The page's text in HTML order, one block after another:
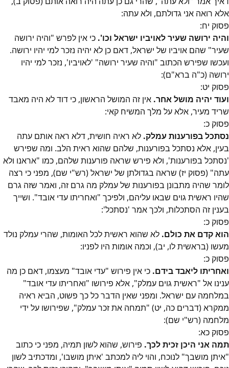
אלא רואה אני גדולתם, ולא עתה:
פסוק יח:
והיה ירושה שעיר לאויביו ישראל וכו'. כי אין לפרש "והיה ירושה
שעיר" שהם אויביו של ישראל, דאם כן לא יהיה נזכר למי יהיו ירושה.
ועכשו שפירש הכתוב "והיה שעיר ירושה" 'לאויביו', נזכר למי יהיו
ירושה (כ"ה ברא"ם):
פסוק יט:
ועוד יהיה מושל אחר. אין זה המושל הראשון, כי דוד לא היה מאבד
שריד מעיר, אלא על מלך המשיח קאי:
פסוק כ:
נסתכל בפורענות עמלק. לא ראיה חושית, דלא ראה אותם עתה
בעין, אלא נסתכל בפורענות, שלהם שהוא ראית הלב. ומה שפירש
'נסתכל בפורענות', ולא פירש שראה פורענות שלהם, כמו "אראנו ולא
עתה" (פסוק יז) שראה בגדולתן של ישראל (רש"י שם), מפני כי רצה
לומר שהיה מתבונן בפורענות של עמלק מה גרם זה, ואמר שזה גרם
שהיו ראשית גוים שבאו עליהם, ולפיכך "ואחריתו עדי אובד". ושייך
בענין זה הסתכלות, ולכך אמר 'נסתכל':
פסוק כ:
הוא קדם את כולם. לא שהוא ראשית לכל האומות, שהרי עמלק נולד
מעשו (בראשית לו, יב), וכמה אומות היו לפניו:
פסוק כ:
ואחריתו ליאבד בידם. כי אין פירוש "עדי אובד" מעצמו, דאם כן מה
ענינו אל "ראשית גוים עמלק", אלא פירושו "ואחריתו עדי אובד"
במלחמה עם ישראל. ומפני שאין הדבר כל כך פשוט, הביא ראיה
ממקרא (דברים כה, יט) "תמחה את זכר עמלק", שפירושו על ידי
מלחמה (רש"י שם):
פסוק כא:
תמה אני היכן זכית לכך. פירוש, שהוא לשון תמיה, מפני כי כתוב
"איתן מושבך" לנוכח, והוי ליה למכתב 'איתן מושבו', ומדכתיב לשון